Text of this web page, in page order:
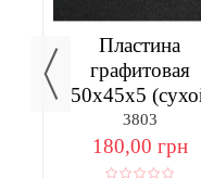
Пластина
графитовая
50х45х5
насос)
3803
180,00 грн